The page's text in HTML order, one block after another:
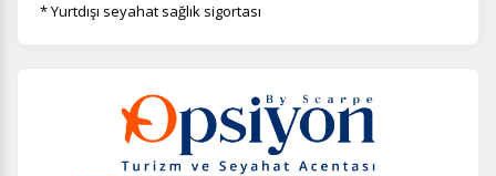
* Yurtdışı seyahat sağlık sigortası